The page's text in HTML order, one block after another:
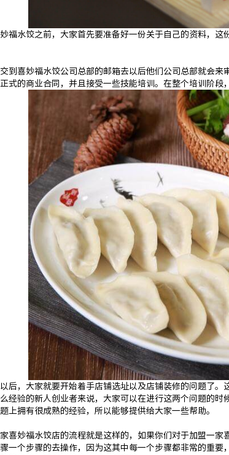
福水饺之前，大家首先要准备好一份关于自己的资料，
到喜妙福水饺公司总部的邮箱去以后他们公司总部就会
式的商业合同，并且接受一些技能培训。在整个培训阶段
后，大家就要开始着手店铺选址以及店铺装修的问题了
经验的新人创业者来说，大家可以在进行这两个问题的
上拥有很成熟的经验，所以能够提供给大家一些帮助。
喜妙福水饺店的流程就是这样的，如果你们对于加盟一
一个步骤的去操作，因为这其中每一个步骤都非常的重